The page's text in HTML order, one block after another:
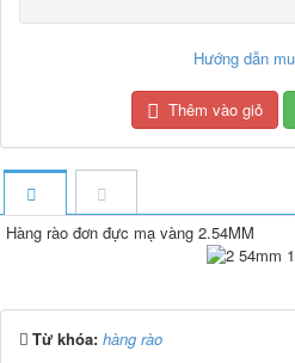
Hướng dẫn
Thêm vào giỏ
Hàng rào đơn đực mạ vàng 2.54MM
Từ khóa: hàng rào